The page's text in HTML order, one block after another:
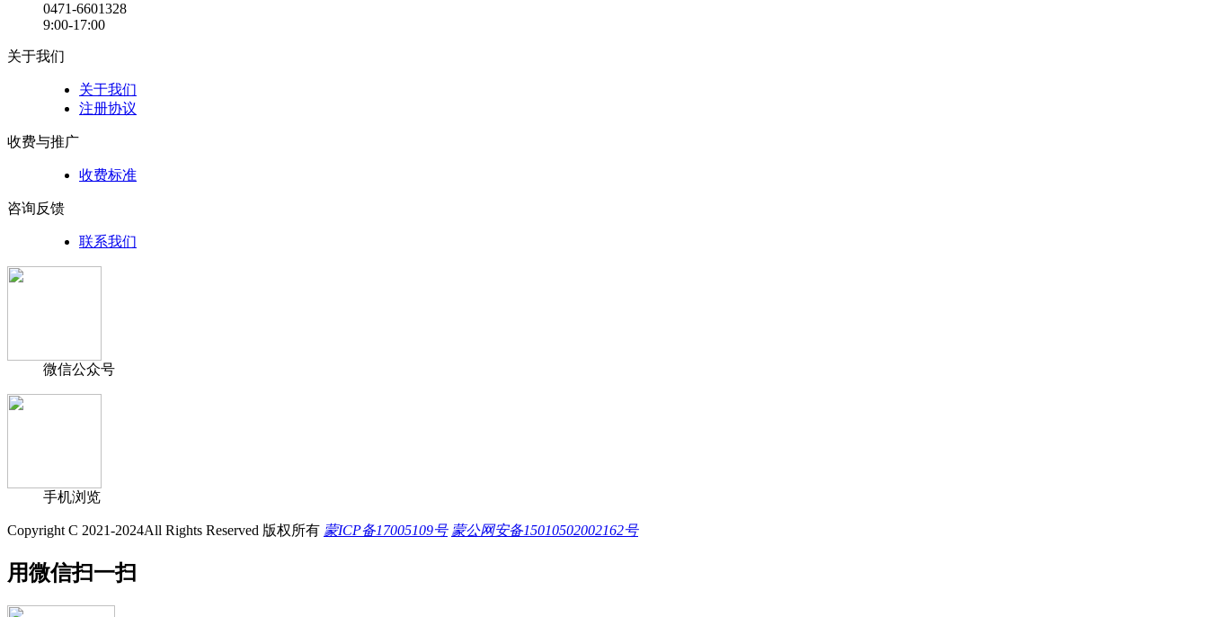
0471-6601328
9:00-17:00
关于我们
关于我们
注册协议
收费与推广
收费标准
咨询反馈
联系我们
微信公众号
手机浏览
Copyright C 2021-2024All Rights Reserved 版权所有 蒙ICP备17005109号 蒙公网安备15010502002162号
用微信扫一扫